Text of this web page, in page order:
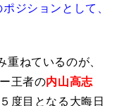
ジションとして、
ねているのが、
王者の内山高志
度目となる大晦日